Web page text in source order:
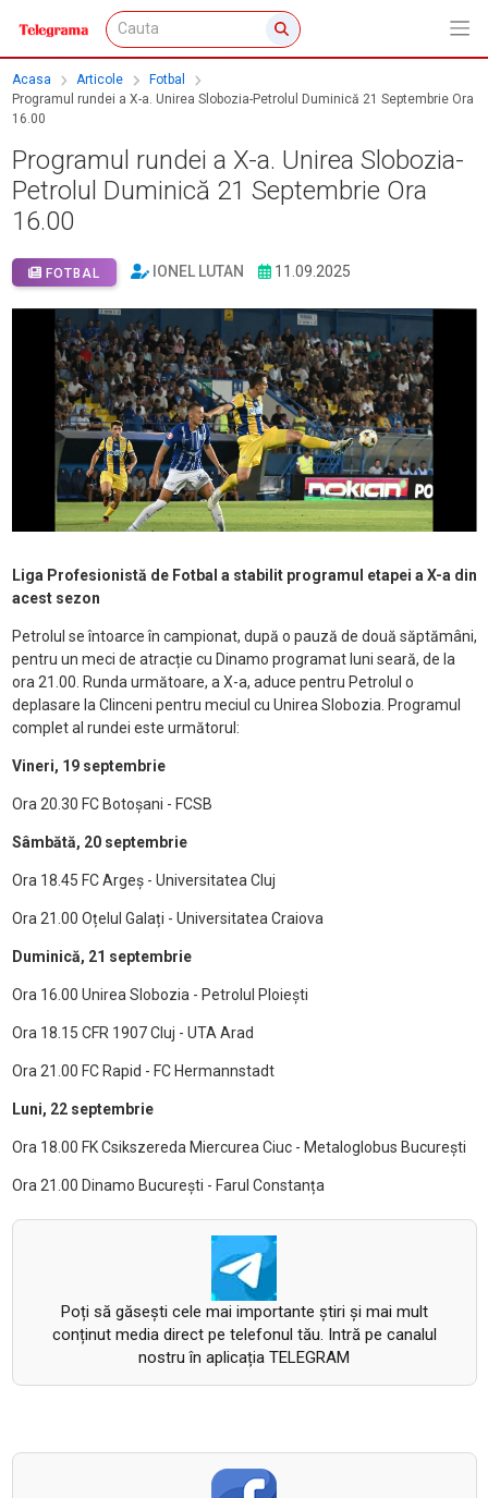
Acasa Articole
Fotbal
Programul rundei a X-a. Unirea Slobozia-Petrolul Duminică 21 Septembrie Ora
16.00
Programul rundei a X-a. Unirea Slobozia-
Petrolul Duminică 21 Septembrie Ora
16.00
FOTBAL IONEL LUTAN 11.09.2025
Liga Profesionistă de Fotbal a stabilit programul etapei a X-a din
acest sezon
Petrolul se întoarce în campionat, după o pauză de două săptămâni,
pentru un meci de atracție cu Dinamo programat luni seară, de la
ora 21.00. Runda următoare, a X-a, aduce pentru Petrolul o
deplasare la Clinceni pentru meciul cu Unirea Slobozia. Programul
complet al rundei este următorul:
Vineri, 19 septembrie
Ora 20.30 FC Botoșani - FCSB
Sâmbătă, 20 septembrie
Ora 18.45 FC Argeș - Universitatea Cluj
Ora 21.00 Oțelul Galați - Universitatea Craiova
Duminică, 21 septembrie
Ora 16.00 Unirea Slobozia - Petrolul Ploiești
Ora 18.15 CFR 1907 Cluj - UTA Arad
Ora 21.00 FC Rapid - FC Hermannstadt
Luni, 22 septembrie
Ora 18.00 FK Csikszereda Miercurea Ciuc - Metaloglobus București
Ora 21.00 Dinamo București - Farul Constanța
Poți să găsești cele mai importante știri și mai mult
conținut media direct pe telefonul tău. Intră pe canalul
nostru în aplicația TELEGRAM